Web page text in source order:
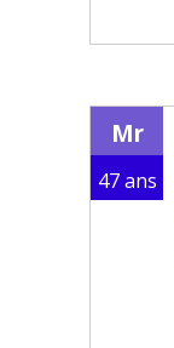
Mr
47 ans